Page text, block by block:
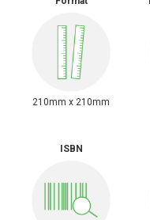
210mm x 210mm
ISBN